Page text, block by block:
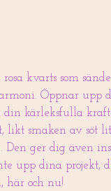
kvarts som
Öppnar upp
kärleksfulla
likt smaken av söt
Den ger dig även
upp dina projekt,
här och nu!